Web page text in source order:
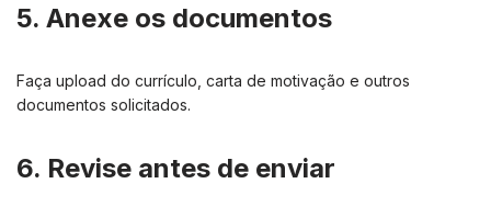
5. Anexe os documentos
Faça upload do currículo, carta de motivação e outros
documentos solicitados.
6. Revise antes de enviar